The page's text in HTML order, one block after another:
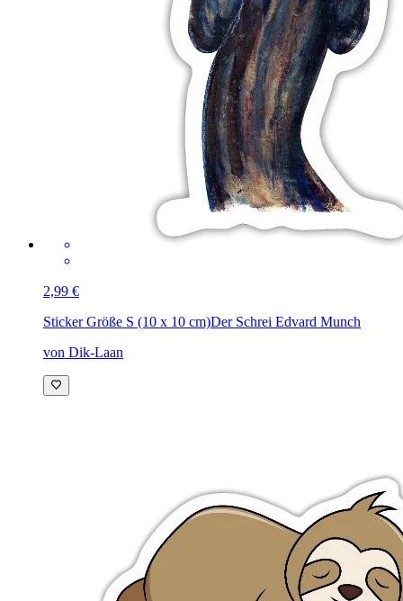
2,99 €
Sticker Größe S (10 x 10 cm)Der Schrei Edvard Munch
von Dik-Laan